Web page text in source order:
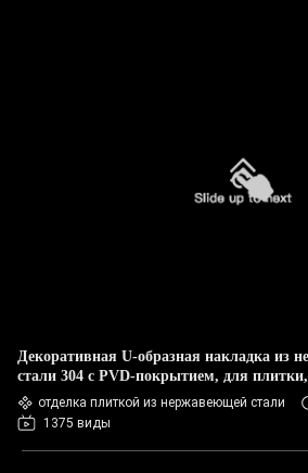
Декоративная U-образная накладка из
стали 304 с PVD-покрытием, для
отделка плиткой из нержавеющей стали
1375 виды